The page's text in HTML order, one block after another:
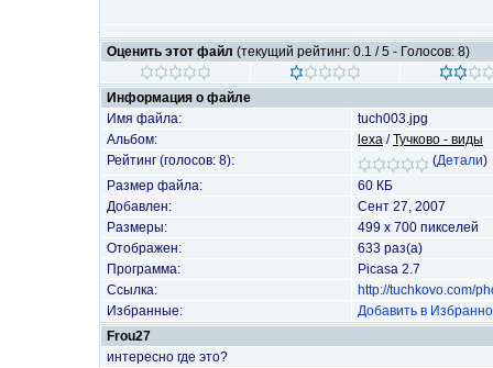
Оценить этот файл (текущий рейтинг: 0.1 / 5 - Голосов: 8)
Информация о файле
Имя файла:
tuch003.jpg
Альбом:
lexa /Тучково - виды
Рейтинг (голосов: 8):
(Детали)
Размер файла:
60 КБ
Добавлен:
Сент 27, 2007
Размеры:
499 x 700 пикселей
Отображен:
633 раз(а)
Программа:
Picasa 2.7
Ссылка:
http://tuchkovo.com/
Избранные:
Добавить в
Frou27
интересно где это?